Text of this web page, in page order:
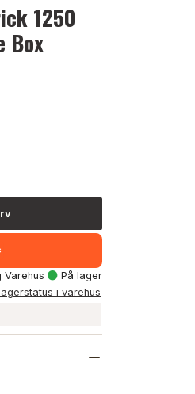
1250
Box
Varehus
På lager
i varehus